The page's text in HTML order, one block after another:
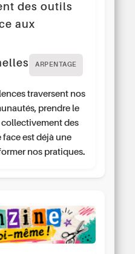
des outils
aux
ARPENTAGE
traversent nos
prendre le
collectivement des
est déjà une
nos pratiques.